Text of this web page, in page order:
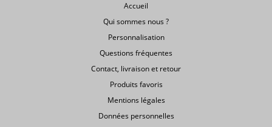
Accueil
Qui sommes nous ?
Personnalisation
Questions fréquentes
Contact, livraison et retour
Produits favoris
Mentions légales
Données personnelles